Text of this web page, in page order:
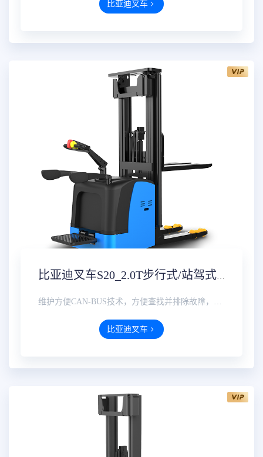
比亚迪叉车
比亚迪叉车S20_2.0T步行式/站驾式托盘堆垛车价格参数配置报价
维护方便CAN-BUS技术，方便查找并排除故障，多功能仪表可显示电量、小时数、故障维护等，直观方便。···
比亚迪叉车